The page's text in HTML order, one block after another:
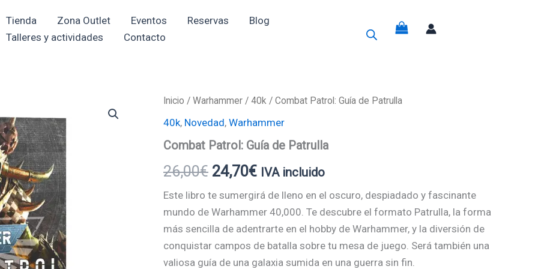
Tienda Zona Outlet Eventos Reservas
Blog
Talleres y actividades
Contacto
Inicio / Warhammer / 40k / Combat Patrol: Guía de Patrulla
40k, Novedad, Warhammer
Combat Patrol: Guía de Patrulla
26,00€
El
precio
original
era:
26,00€.
24,70€
El
precio
actual
es:
24,70€.
IVA incluido
Este libro te sumergirá de lleno en el oscuro, despiadado y fascinante
mundo de Warhammer 40,000. Te descubre el formato Patrulla, la forma
más sencilla de adentrarte en el hobby de Warhammer, y la diversión de
conquistar campos de batalla sobre tu mesa de juego. Será también una
valiosa guía de una galaxia sumida en una guerra sin fin.
Combat
Guía
Patrulla